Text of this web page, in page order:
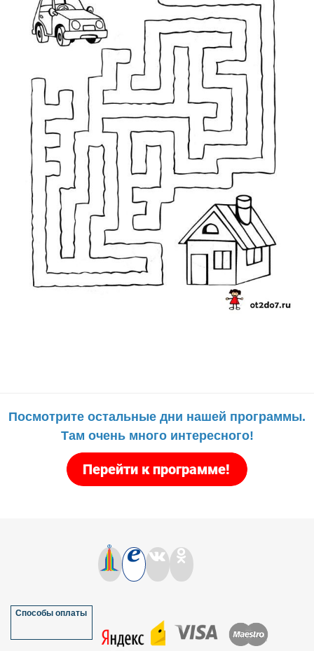
Посмотрите остальные дни нашей программы.
Там очень много интересного!
Способы оплаты